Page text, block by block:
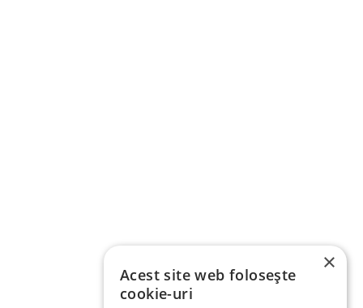
×
Acest site web folosește
cookie-uri